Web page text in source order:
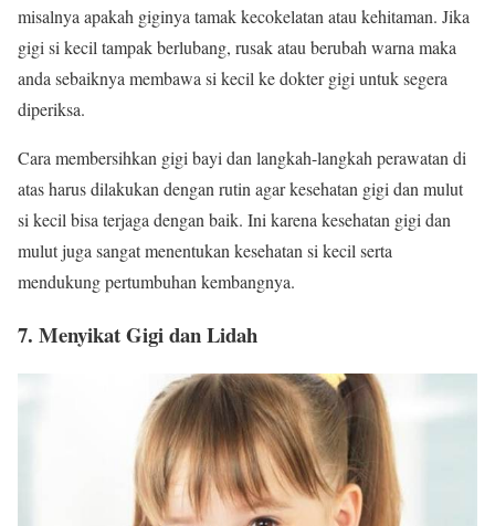
misalnya apakah giginya tamak kecokelatan atau kehitaman. Jika
gigi si kecil tampak berlubang, rusak atau berubah warna maka
anda sebaiknya membawa si kecil ke dokter gigi untuk segera
diperiksa.
Cara membersihkan gigi bayi dan langkah-langkah perawatan di
atas harus dilakukan dengan rutin agar kesehatan gigi dan mulut
si kecil bisa terjaga dengan baik. Ini karena kesehatan gigi dan
mulut juga sangat menentukan kesehatan si kecil serta
mendukung pertumbuhan kembangnya.
7. Menyikat Gigi dan Lidah